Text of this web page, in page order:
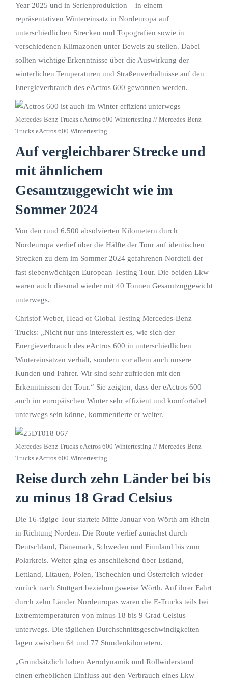
Year 2025 und in Serienproduktion – in einem
repräsentativen Wintereinsatz in Nordeuropa auf
unterschiedlichen Strecken und Topografien sowie in
verschiedenen Klimazonen unter Beweis zu stellen. Dabei
sollten wichtige Erkenntnisse über die Auswirkung der
winterlichen Temperaturen und Straßenverhältnisse auf den
Energieverbrauch des eActros 600 gewonnen werden.
Mercedes-Benz Trucks eActros 600 Wintertesting // Mercedes-Benz
Trucks eActros 600 Wintertesting
Auf vergleichbarer Strecke und
mit ähnlichem
Gesamtzuggewicht wie im
Sommer 2024
Von den rund 6.500 absolvierten Kilometern durch
Nordeuropa verlief über die Hälfte der Tour auf identischen
Strecken zu dem im Sommer 2024 gefahrenen Nordteil der
fast siebenwöchigen European Testing Tour. Die beiden Lkw
waren auch diesmal wieder mit 40 Tonnen Gesamtzuggewicht
unterwegs.
Christof Weber, Head of Global Testing Mercedes-Benz
Trucks: „Nicht nur uns interessiert es, wie sich der
Energieverbrauch des eActros 600 in unterschiedlichen
Wintereinsätzen verhält, sondern vor allem auch unsere
Kunden und Fahrer. Wir sind sehr zufrieden mit den
Erkenntnissen der Tour.“ Sie zeigten, dass der eActros 600
auch im europäischen Winter sehr effizient und komfortabel
unterwegs sein könne, kommentierte er weiter.
Mercedes-Benz Trucks eActros 600 Wintertesting // Mercedes-Benz
Trucks eActros 600 Wintertesting
Reise durch zehn Länder bei bis
zu minus 18 Grad Celsius
Die 16-tägige Tour startete Mitte Januar von Wörth am Rhein
in Richtung Norden. Die Route verlief zunächst durch
Deutschland, Dänemark, Schweden und Finnland bis zum
Polarkreis. Weiter ging es anschließend über Estland,
Lettland, Litauen, Polen, Tschechien und Österreich wieder
zurück nach Stuttgart beziehungsweise Wörth. Auf ihrer Fahrt
durch zehn Länder Nordeuropas waren die E-Trucks teils bei
Extremtemperaturen von minus 18 bis 9 Grad Celsius
unterwegs. Die täglichen Durchschnittsgeschwindigkeiten
lagen zwischen 64 und 77 Stundenkilometern.
„Grundsätzlich haben Aerodynamik und Rollwiderstand
einen erheblichen Einfluss auf den Verbrauch eines Lkw –